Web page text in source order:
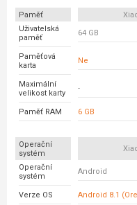
Paměť
Uživatelská
paměť
64 GB
Paměťová
karta
Ne
Maximální
velikost karty
-
Paměť RAM 6 GB
Operační
systém
Operační
systém
Android
Verze OS Android 8.1